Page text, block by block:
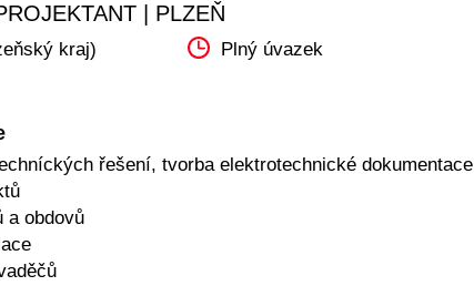
| PLZEŇ
kraj) Plný úvazek
řešení, tvorba elektrotechnické dokumentace
a obdovů